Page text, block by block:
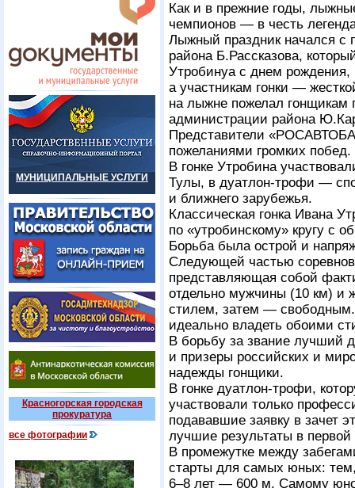
МУНИЦИПАЛЬНЫЕ УСЛУГИ
Красногорская городская
прокуратура
все фотографии
Как и в прежние годы,
чемпионов — в честь
Лыжный праздник начался с
района Б.Рассказова,
Утробинуа с днем рождения,
а участникам гонки —
на лыжне пожелал гонщикам
администрации района
Представители
пожеланиями громких побед.
В гонке Утробина
Тулы, в дуатлон-трофи —
и ближнего зарубежья.
Классическая гонка Ивана
по «утробинскому» кругу с
Борьба была острой и
Следующей частью
представляющая собой
отдельно мужчины (10 км) и
стилем, затем —
идеально владеть обоими
В борьбу за звание лучший
и призеры российских и
надежды гонщики.
В гонке дуатлон-трофи,
участвовали только
подававшие заявку в зачет
лучшие результаты в первой
В промежутке между
старты для самых юных:
6–8 лет — 600 м. Самому